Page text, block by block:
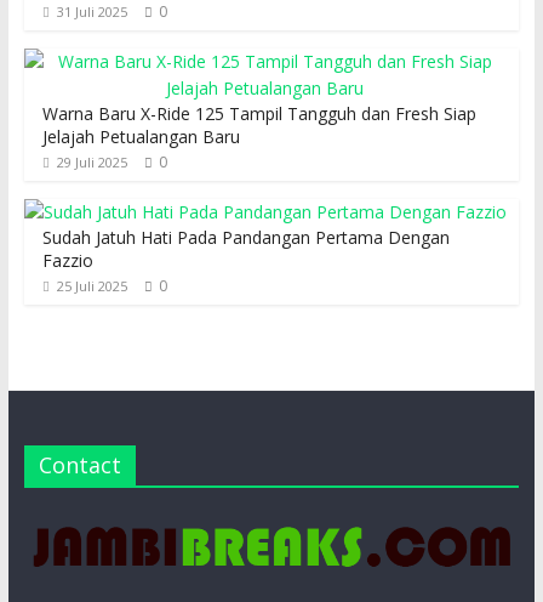
31 Juli 2025 0
Warna Baru X-Ride 125 Tampil Tangguh dan Fresh Siap
Jelajah Petualangan Baru
29 Juli 2025 0
Sudah Jatuh Hati Pada Pandangan Pertama Dengan
Fazzio
25 Juli 2025 0
Contact